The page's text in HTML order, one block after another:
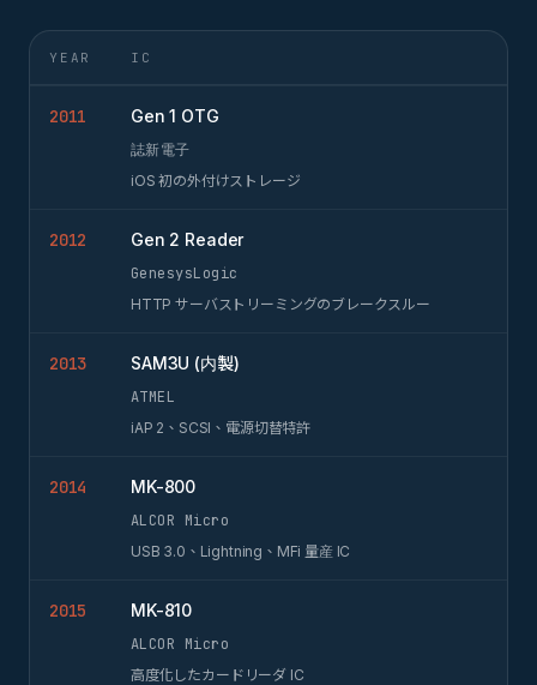
YEAR IC
2011 Gen 1 OTG
誌新電子
iOS 初の外付けストレージ
2012 Gen 2 Reader
GenesysLogic
HTTP サーバストリーミングのブレークスルー
2013 SAM3U (内製)
ATMEL
iAP 2、SCSI、電源切替特許
2014 MK-800
ALCOR Micro
USB 3.0、Lightning、MFi 量産 IC
2015 MK-810
ALCOR Micro
高度化したカードリーダ IC